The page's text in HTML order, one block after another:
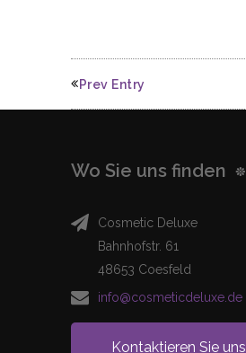
Prev Entry
Wo Sie uns finden
Cosmetic Deluxe
Bahnhofstr. 61
48653 Coesfeld
info@cosmeticdeluxe.de
Kontaktieren Sie uns